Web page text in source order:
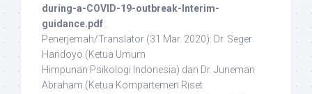
during-a-COVID-19-outbreak-Interim-
guidance.pdf .
Penerjemah/Translator (31 Mar. 2020): Dr. Seger
Handoyo (Ketua Umum
Himpunan Psikologi Indonesia) dan Dr. Juneman
Abraham (Ketua Kompartemen Riset